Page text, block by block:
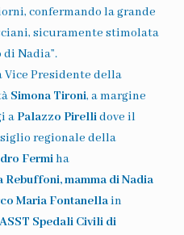
confermando la grande
sicuramente stimolata
di Nadia”.
Vice Presidente della
Simona Tironi, a margine
aPalazzo Pirellidove il
regionale della
Fermiha
Rebuffoni, mamma di Nadia
Maria Fontanellain
ASST Spedali Civili di